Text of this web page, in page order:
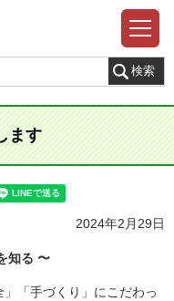
ます
2024年2月29日
知る 〜
「手づくり」にこだわっ